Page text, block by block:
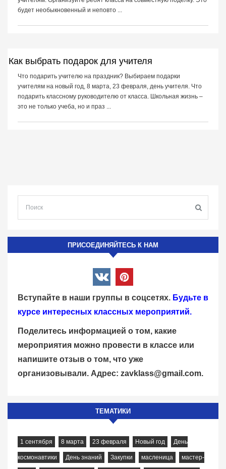
будет необыкновенный и неповто ...
Как выбрать подарок для учителя
Что подарить учителю на праздник? Выбираем подарки
учителям на новый год, 8 марта, 23 февраля, день учителя. Что
подарить классному руководителю от класса. Школьная жизнь –
это не только учеба, но и праз ...
ПРИСОЕДИНЯЙТЕСЬ К НАМ
Вступайте в наши группы в соцсетях. Будьте в
курсе интересных классных мероприятий.
Поделитесь информацией о том, какие
мероприятия можно провести в классе или
напишите отзыв о том, что уже
организовывали. Адрес: zavklass@gmail.com.
ТЕМАТИКИ
1 сентября 8 марта 23 февраля Новый год День
космонавтики День знаний Закупки масленица мастер-